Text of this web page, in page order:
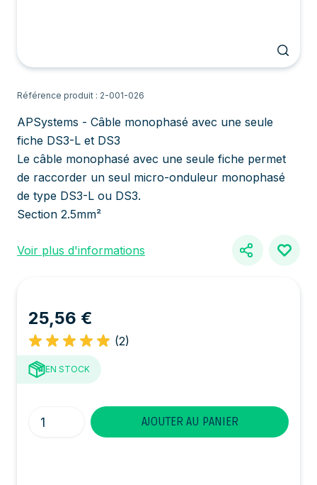
Référence produit : 2-001-026
APSystems - Câble monophasé avec une seule
fiche DS3-L et DS3
Le câble monophasé avec une seule fiche permet
de raccorder un seul micro-onduleur monophasé
de type DS3-L ou DS3.
Section 2.5mm²
Voir plus d'informations
25,56 €
(2)
EN STOCK
Quantité
AJOUTER AU PANIER